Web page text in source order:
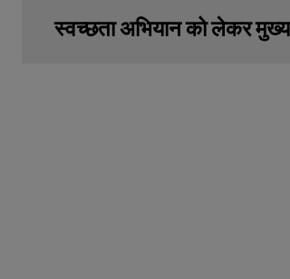
स्वच्छता अभियान को लेकर